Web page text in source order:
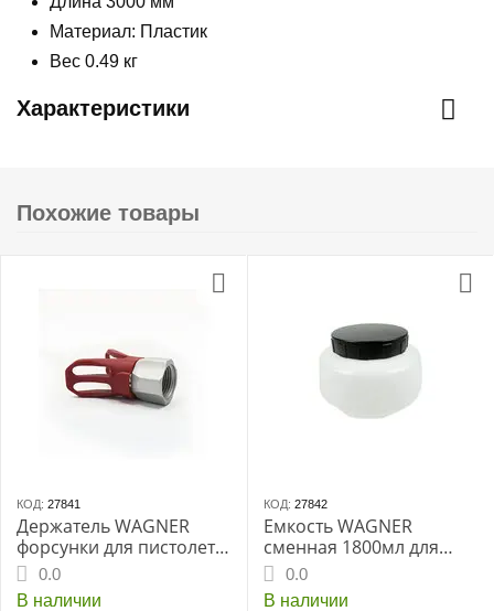
Материал: Пластик
Вес 0.49 кг
Характеристики
Похожие товары
КОД: 27841
Держатель WAGNER
форсунки для пистолета
распылительного Gun
PP-05
0.0
В наличии
КОД: 27842
Емкость WAGNER
сменная 1800мл для
W867E
0.0
В наличии